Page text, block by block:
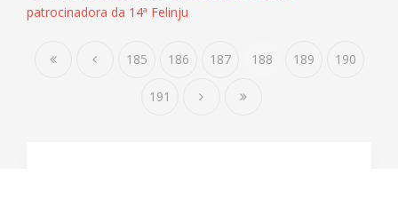
patrocinadora da 14ª Felinju
185 186 187 188 189 190
191